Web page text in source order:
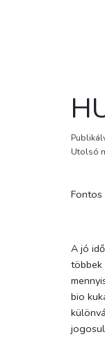
Utolsó
Fontos
A jó
többek
bio